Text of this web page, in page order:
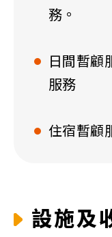
務。
日間暫顧
服務
住宿暫顧
設施及